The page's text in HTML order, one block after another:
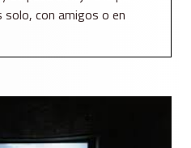
con amigos o en